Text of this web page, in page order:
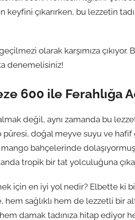
keyfini çıkarırken, bu lezzetin
olarak karşımıza çıkıyor.
denemelisiniz!
600 ile Ferahlığa
değil, aynı zamanda bu
doğal meyve suyu ve hafif
bahçelerinde
tropik bir tat yolculuğuna
için en iyi yol nedir? Elbette ki
sağlıklı hem de lezzetli bir
damak tadınıza hitap ediyor